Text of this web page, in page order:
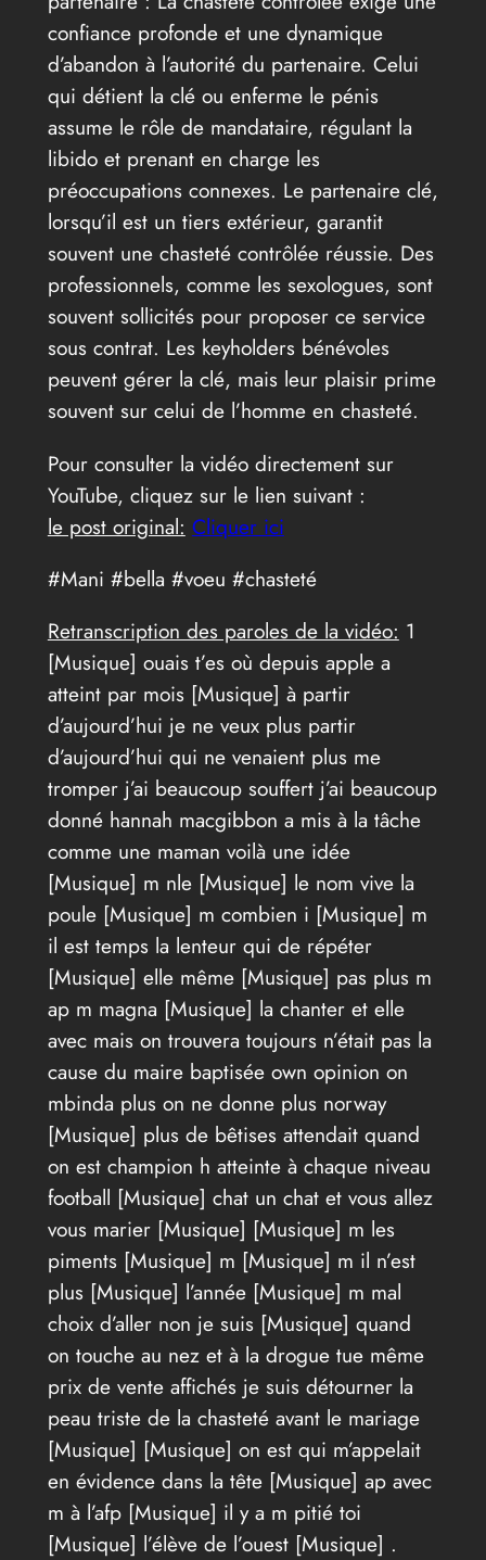
confiance profonde et une dynamique
d’abandon à l’autorité du partenaire. Celui
qui détient la clé ou enferme le pénis
assume le rôle de mandataire, régulant la
libido et prenant en charge les
préoccupations connexes. Le partenaire clé,
lorsqu’il est un tiers extérieur, garantit
souvent une chasteté contrôlée réussie. Des
professionnels, comme les sexologues, sont
souvent sollicités pour proposer ce service
sous contrat. Les keyholders bénévoles
peuvent gérer la clé, mais leur plaisir prime
souvent sur celui de l’homme en chasteté.
Pour consulter la vidéo directement sur
YouTube, cliquez sur le lien suivant :
le post original: Cliquer ici
#Mani #bella #voeu #chasteté
Retranscription des paroles de la vidéo: 1
[Musique] ouais t’es où depuis apple a
atteint par mois [Musique] à partir
d’aujourd’hui je ne veux plus partir
d’aujourd’hui qui ne venaient plus me
tromper j’ai beaucoup souffert j’ai beaucoup
donné hannah macgibbon a mis à la tâche
comme une maman voilà une idée
[Musique] m nle [Musique] le nom vive la
poule [Musique] m combien i [Musique] m
il est temps la lenteur qui de répéter
[Musique] elle même [Musique] pas plus m
ap m magna [Musique] la chanter et elle
avec mais on trouvera toujours n’était pas la
cause du maire baptisée own opinion on
mbinda plus on ne donne plus norway
[Musique] plus de bêtises attendait quand
on est champion h atteinte à chaque niveau
football [Musique] chat un chat et vous allez
vous marier [Musique] [Musique] m les
piments [Musique] m [Musique] m il n’est
plus [Musique] l’année [Musique] m mal
choix d’aller non je suis [Musique] quand
on touche au nez et à la drogue tue même
prix de vente affichés je suis détourner la
peau triste de la chasteté avant le mariage
[Musique] [Musique] on est qui m’appelait
en évidence dans la tête [Musique] ap avec
m à l’afp [Musique] il y a m pitié toi
[Musique] l’élève de l’ouest [Musique] .